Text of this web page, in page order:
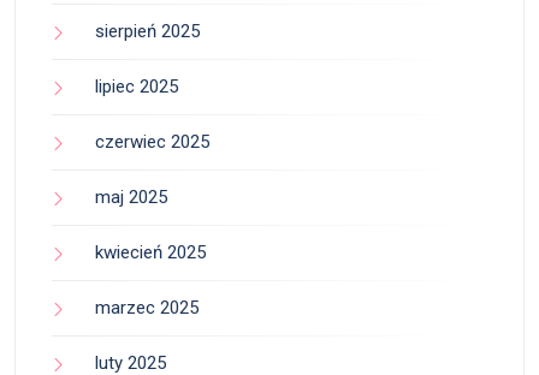
sierpień 2025
lipiec 2025
czerwiec 2025
maj 2025
kwiecień 2025
marzec 2025
luty 2025